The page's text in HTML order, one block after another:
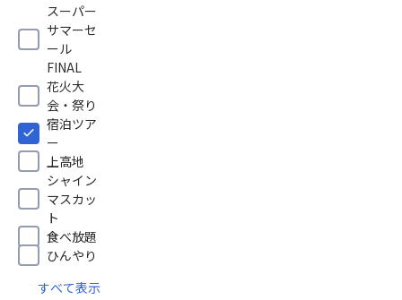
スーパー
サマーセ
ール
FINAL
花火大
会・祭り
宿泊ツア
ー
上高地
シャイン
マスカッ
ト
食べ放題
ひんやり
すべて表示